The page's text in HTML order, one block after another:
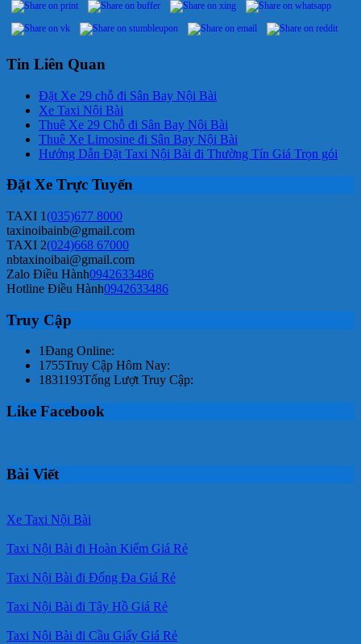
Tin Liên Quan
Đặt Xe 29 chỗ đi Sân Bay Nội Bài
Xe Taxi Nội Bài
Thuê Xe 29 Chỗ đi Sân Bay Nội Bài
Thuê Xe Limosine đi Sân Bay Nội Bài
Hướng Dẫn Đặt Taxi Nội Bài đi Thường Tín Giá Trọn gói
Đặt Xe Trực Tuyến
TAXI 1(035)677 8000
taxinoibainb@gmail.com
TAXI 2(024)668 67000
nbtaxinoibai@gmail.com
Zalo Điều Hành0942633486
Hotline Điều Hành0942633486
Truy Cập
1Đang Online:
1755Truy Cập Hôm Nay:
1831193Tổng Lượt Truy Cập:
Like Facebook
Bài Viết
Xe Taxi Nội Bài
Taxi Nội Bài đi Hoàn Kiếm Giá Rẻ
Taxi Nội Bài đi Đống Đa Giá Rẻ
Taxi Nội Bài đi Tây Hồ Giá Rẻ
Taxi Nội Bài đi Cầu Giấy Giá Rẻ